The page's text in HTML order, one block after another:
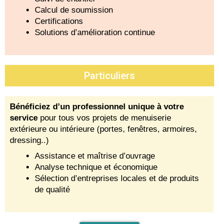
Calcul de soumission
Certifications
Solutions d’amélioration continue
Particuliers
Bénéficiez d’un professionnel unique à votre
service pour tous vos projets de menuiserie
extérieure ou intérieure (portes, fenêtres, armoires,
dressing..)
Assistance et maîtrise d’ouvrage
Analyse technique et économique
Sélection d’entreprises locales et de produits
de qualité